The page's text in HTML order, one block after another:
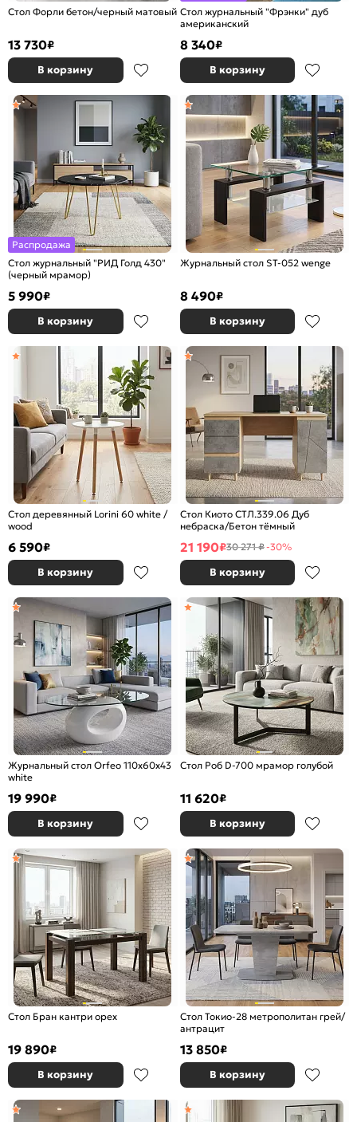
Стол Форли бетон/черный матовый
13 730₽
В корзину
Стол журнальный "Фрэнки" дуб
американский
8 340₽
В корзину
Распродажа
Стол журнальный "РИД Голд 430"
(черный мрамор)
5 990₽
В корзину
Журнальный стол ST-052 wenge
8 490₽
В корзину
Стол деревянный Lorini 60 white /
wood
6 590₽
В корзину
Стол Киото СТЛ.339.06 Дуб
небраска/Бетон тёмный
21 190₽30 271 ₽-30%
В корзину
Журнальный стол Orfeo 110х60х43
white
19 990₽
В корзину
Стол Роб D-700 мрамор голубой
11 620₽
В корзину
Стол Бран кантри орех
19 890₽
В корзину
Стол Токио-28 метрополитан грей/
антрацит
13 850₽
В корзину